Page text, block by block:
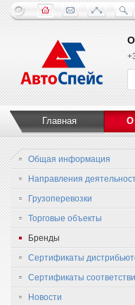
Главная О
Общая информация
Направления
Грузоперевозки
Торговые объекты
Бренды
Сертификаты
Сертификаты
Новости